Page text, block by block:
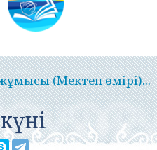
(Мектеп өмірі)...